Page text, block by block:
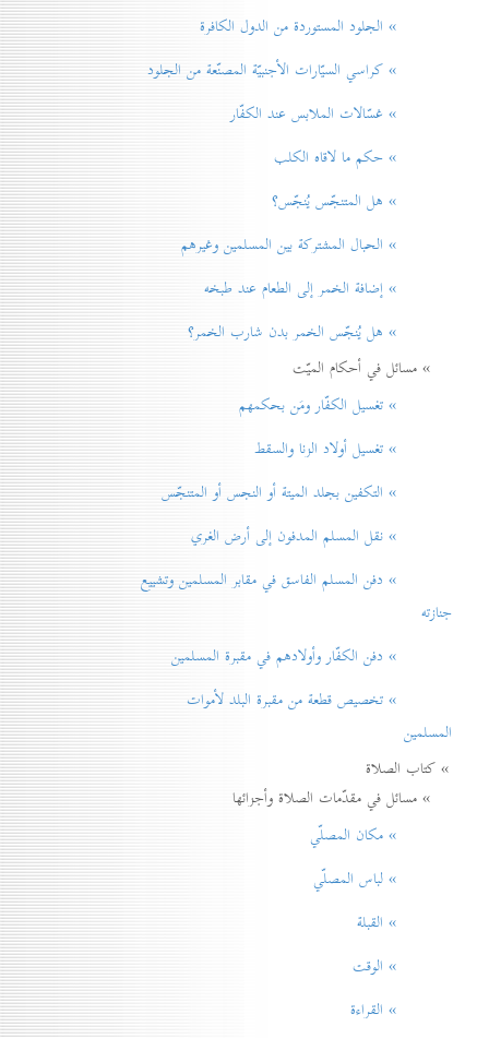
» الجلود المستوردة من الدول الكافرة
» كراسي السيّارات الأجنبيّة المصنّعة من الجلود
» غسّالات الملابس عند الكفّار
» حكم ما لاقاه الكلب
» هل المتنجّس يُنجّس؟
» الحبال المشتركة بين المسلمين وغيرهم
» إضافة الخمر إلی الطعام عند طبخه
» هل يُنجّس الخمر بدن شارب الخمر؟
» مسائل في أحكام الميّت
» تغسيل الكفّار ومَن بحكمهم
» تغسيل أولاد الزنا والسقط
» التكفين بجلد الميتة أو النجس أو المتنجّس
» نقل المسلم المدفون إلی أرض الغري
» دفن المسلم الفاسق في مقابر المسلمين وتشييع
جنازته
» دفن الكفّار وأولادهم في مقبرة المسلمين
» تخصيص قطعة من مقبرة البلد لأموات
المسلمين
» كتاب الصلاة
» مسائل في مقدّمات الصلاة وأجزائها
» مكان المصلّي
» لباس المصلّي
» القبلة
» الوقت
» القراءة